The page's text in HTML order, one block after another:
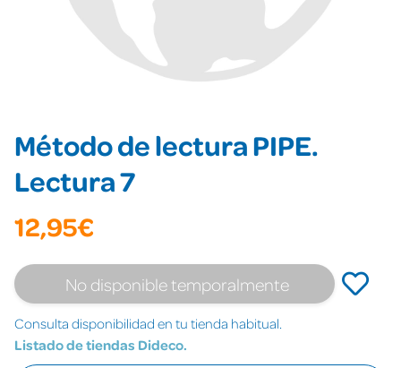
Método de lectura PIPE.
Lectura 7
12,95€
No disponible temporalmente
Consulta disponibilidad en tu tienda habitual.
Listado de tiendas Dideco.